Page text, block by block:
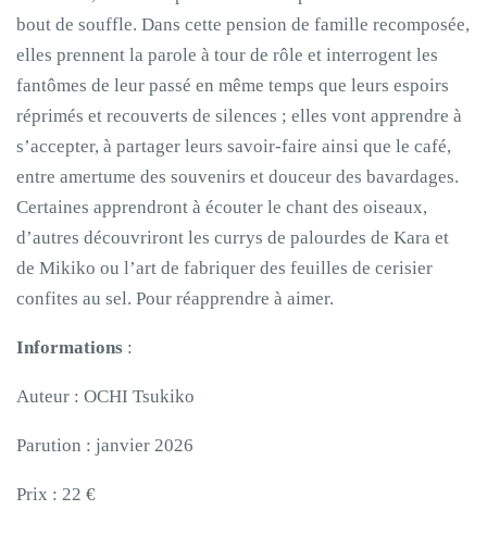
bout de souffle. Dans cette pension de famille recomposée,
elles prennent la parole à tour de rôle et interrogent les
fantômes de leur passé en même temps que leurs espoirs
réprimés et recouverts de silences ; elles vont apprendre à
s’accepter, à partager leurs savoir-faire ainsi que le café,
entre amertume des souvenirs et douceur des bavardages.
Certaines apprendront à écouter le chant des oiseaux,
d’autres découvriront les currys de palourdes de Kara et
de Mikiko ou l’art de fabriquer des feuilles de cerisier
confites au sel. Pour réapprendre à aimer.
Informations :
Auteur : OCHI Tsukiko
Parution : janvier 2026
Prix : 22 €